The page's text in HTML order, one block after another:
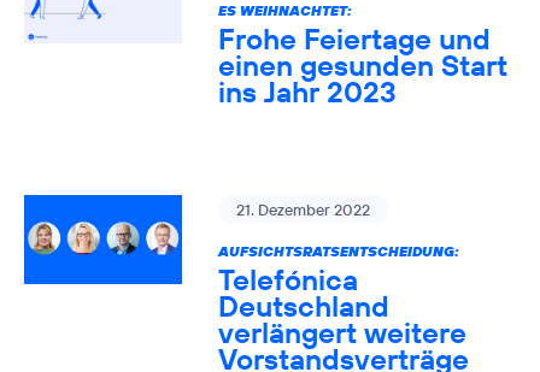
ES WEIHNACHTET:
Frohe Feiertage und
einen gesunden Start
ins Jahr 2023
21. Dezember 2022
AUFSICHTSRATSENTSCHEIDUNG:
Telefónica
Deutschland
verlängert weitere
Vorstandsverträge